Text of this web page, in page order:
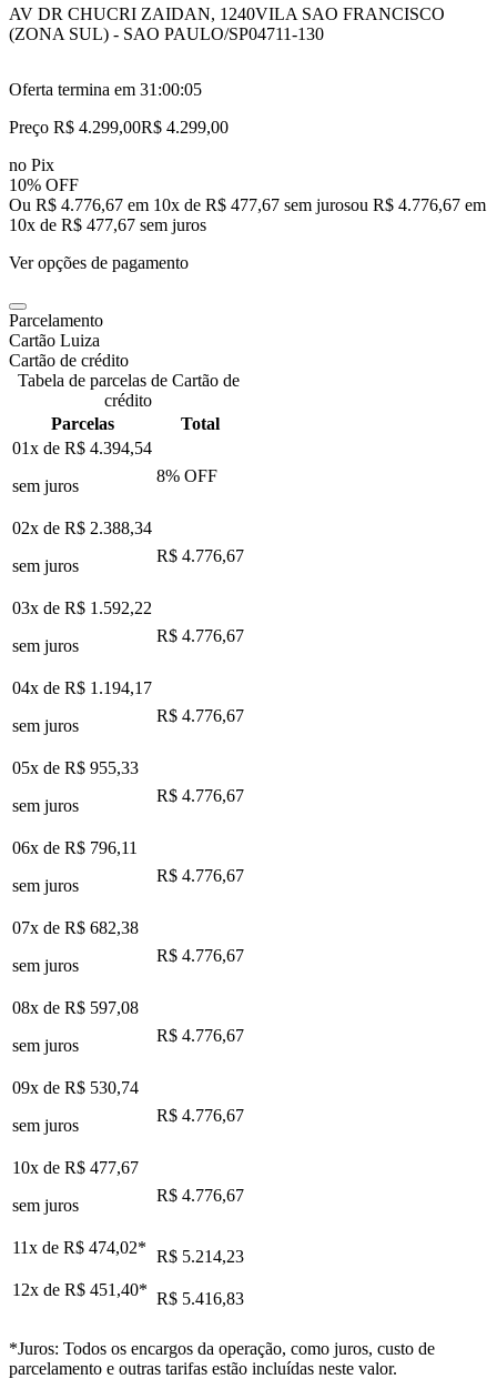
AV DR CHUCRI ZAIDAN, 1240VILA SAO FRANCISCO
(ZONA SUL) - SAO PAULO/SP04711-130
Oferta termina em 31:00:04
Preço R$ 4.299,00R$ 4.299,00
no Pix
10% OFF
Ou R$ 4.776,67 em 10x de R$ 477,67 sem jurosou R$ 4.776,67 em
10x de R$ 477,67 sem juros
Ver opções de pagamento
Parcelamento
Cartão Luiza
Cartão de crédito
Tabela de parcelas de Cartão de
crédito
Parcelas
Total
01x de R$ 4.394,54
sem juros
8% OFF
02x de R$ 2.388,34
sem juros
R$ 4.776,67
03x de R$ 1.592,22
sem juros
R$ 4.776,67
04x de R$ 1.194,17
sem juros
R$ 4.776,67
05x de R$ 955,33
sem juros
R$ 4.776,67
06x de R$ 796,11
sem juros
R$ 4.776,67
07x de R$ 682,38
sem juros
R$ 4.776,67
08x de R$ 597,08
sem juros
R$ 4.776,67
09x de R$ 530,74
sem juros
R$ 4.776,67
10x de R$ 477,67
sem juros
R$ 4.776,67
11x de R$ 474,02* R$ 5.214,23
12x de R$ 451,40* R$ 5.416,83
*Juros: Todos os encargos da operação, como juros, custo de
parcelamento e outras tarifas estão incluídas neste valor.